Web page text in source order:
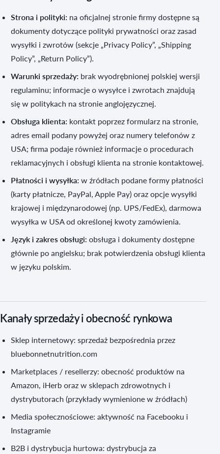
Strona i polityki: na oficjalnej stronie firmy dostępne są
dokumenty dotyczące polityki prywatności oraz zasad
wysyłki i zwrotów (sekcje „Privacy Policy”, „Shipping
Policy”, „Return Policy”).
Warunki sprzedaży: brak wyodrębnionej polskiej wersji
regulaminu; informacje o wysyłce i zwrotach znajdują
się w politykach na stronie anglojęzycznej.
Obsługa klienta: kontakt poprzez formularz na stronie,
adres email podany powyżej oraz numery telefonów z
USA; firma podaje również informacje o procedurach
reklamacyjnych i obsługi klienta na stronie kontaktowej.
Płatności i wysyłka: w źródłach podane formy płatności
(karty płatnicze, PayPal, Apple Pay) oraz opcje wysyłki
krajowej i międzynarodowej (np. UPS/FedEx), darmowa
wysyłka w USA od określonej kwoty zamówienia.
Język i zakres obsługi: obsługa i dokumenty dostępne
głównie po angielsku; brak potwierdzenia obsługi klienta
w języku polskim.
Kanały sprzedaży i obecność rynkowa
Sklep internetowy: sprzedaż bezpośrednia przez
bluebonnetnutrition.com
Marketplaces / resellerzy: obecność produktów na
Amazon, iHerb oraz w sklepach zdrowotnych i
dystrybutorach (przykłady wymienione w źródłach)
Media społecznościowe: aktywność na Facebooku i
Instagramie
B2B i dystrybucja hurtowa: dystrybucja za